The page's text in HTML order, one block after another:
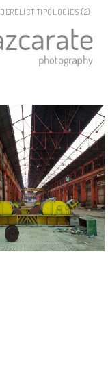
DERELICT TIPOLOGIES (2)